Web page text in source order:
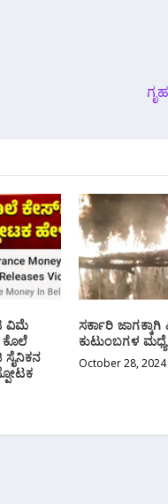
ವಿಮೆ
ಕೊಲೆ
ಸರ್ಕಾರಿ
ಕುಟುಂಬಗಳ ಮಧ್ಯೆ
October 28, 2024